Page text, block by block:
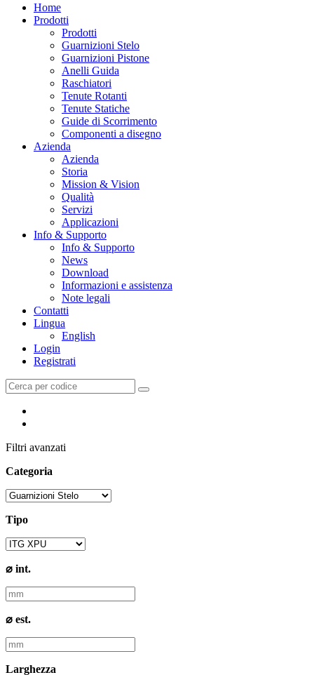
Home
Prodotti
Prodotti
Guarnizioni Stelo
Guarnizioni Pistone
Anelli Guida
Raschiatori
Tenute Rotanti
Tenute Statiche
Guide di Scorrimento
Componenti a disegno
Azienda
Azienda
Storia
Mission & Vision
Qualità
Servizi
Applicazioni
Info & Supporto
Info & Supporto
News
Download
Informazioni e assistenza
Note legali
Contatti
Lingua
English
Login
Registrati
Filtri avanzati
Categoria
Tipo
⌀ int.
⌀ est.
Larghezza